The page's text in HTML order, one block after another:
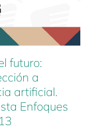
futuro:
a
artificial.
Enfoques